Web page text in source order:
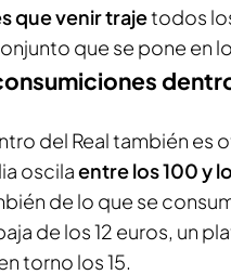
que venir trajetodos
que se pone en
del Real también es
oscilaentre los 100 y
de lo que se
de los 12 euros, un
torno los 15.